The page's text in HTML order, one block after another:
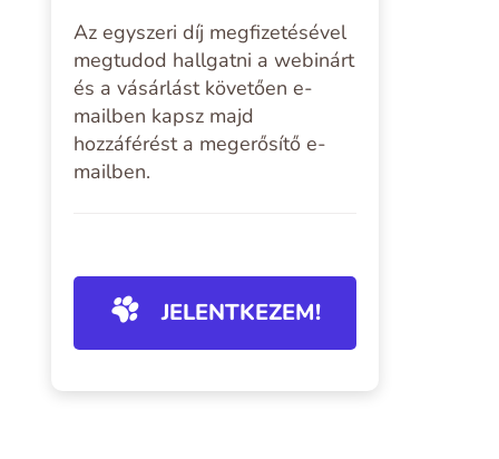
Az egyszeri díj megfizetésével
megtudod hallgatni a webinárt
és a vásárlást követően e-
mailben kapsz majd
hozzáférést a megerősítő e-
mailben.
JELENTKEZEM!